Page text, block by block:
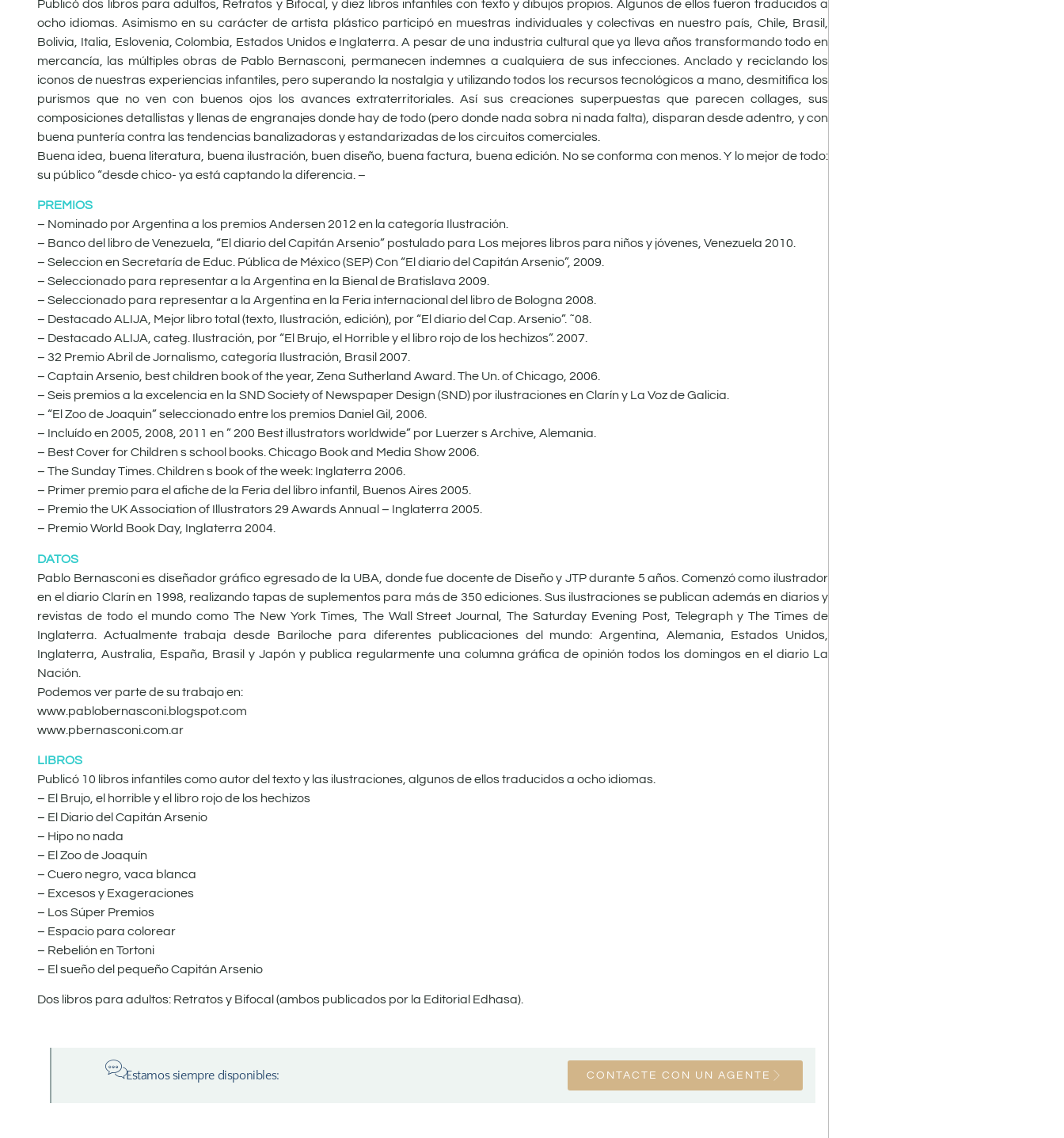
Publicó dos libros para adultos, Retratos y Bifocal, y diez libros infantiles con texto y dibujos propios. Algunos de ellos fueron traducidos a
ocho idiomas. Asimismo en su carácter de artista plástico participó en muestras individuales y colectivas en nuestro país, Chile, Brasil,
Bolivia, Italia, Eslovenia, Colombia, Estados Unidos e Inglaterra. A pesar de una industria cultural que ya lleva años transformando todo en
mercancía, las múltiples obras de Pablo Bernasconi, permanecen indemnes a cualquiera de sus infecciones. Anclado y reciclando los
iconos de nuestras experiencias infantiles, pero superando la nostalgia y utilizando todos los recursos tecnológicos a mano, desmitifica los
purismos que no ven con buenos ojos los avances extraterritoriales. Así sus creaciones superpuestas que parecen collages, sus
composiciones detallistas y llenas de engranajes donde hay de todo (pero donde nada sobra ni nada falta), disparan desde adentro, y con
buena puntería contra las tendencias banalizadoras y estandarizadas de los circuitos comerciales.
Buena idea, buena literatura, buena ilustración, buen diseño, buena factura, buena edición. No se conforma con menos. Y lo mejor de todo:
su público “desde chico- ya está captando la diferencia. –
PREMIOS
– Nominado por Argentina a los premios Andersen 2012 en la categoría Ilustración.
– Banco del libro de Venezuela, “El diario del Capitán Arsenio” postulado para Los mejores libros para niños y jóvenes, Venezuela 2010.
– Seleccion en Secretaría de Educ. Pública de México (SEP) Con “El diario del Capitán Arsenio”, 2009.
– Seleccionado para representar a la Argentina en la Bienal de Bratislava 2009.
– Seleccionado para representar a la Argentina en la Feria internacional del libro de Bologna 2008.
– Destacado ALIJA, Mejor libro total (texto, Ilustración, edición), por “El diario del Cap. Arsenio”. ˜08.
– Destacado ALIJA, categ. Ilustración, por “El Brujo, el Horrible y el libro rojo de los hechizos”. 2007.
– 32 Premio Abril de Jornalismo, categoría Ilustración, Brasil 2007.
– Captain Arsenio, best children book of the year, Zena Sutherland Award. The Un. of Chicago, 2006.
– Seis premios a la excelencia en la SND Society of Newspaper Design (SND) por ilustraciones en Clarín y La Voz de Galicia.
– “El Zoo de Joaquin” seleccionado entre los premios Daniel Gil, 2006.
– Incluído en 2005, 2008, 2011 en ” 200 Best illustrators worldwide” por Luerzer s Archive, Alemania.
– Best Cover for Children s school books. Chicago Book and Media Show 2006.
– The Sunday Times. Children s book of the week: Inglaterra 2006.
– Primer premio para el afiche de la Feria del libro infantil, Buenos Aires 2005.
– Premio the UK Association of Illustrators 29 Awards Annual – Inglaterra 2005.
– Premio World Book Day, Inglaterra 2004.
DATOS
Pablo Bernasconi es diseñador gráfico egresado de la UBA, donde fue docente de Diseño y JTP durante 5 años. Comenzó como ilustrador
en el diario Clarín en 1998, realizando tapas de suplementos para más de 350 ediciones. Sus ilustraciones se publican además en diarios y
revistas de todo el mundo como The New York Times, The Wall Street Journal, The Saturday Evening Post, Telegraph y The Times de
Inglaterra. Actualmente trabaja desde Bariloche para diferentes publicaciones del mundo: Argentina, Alemania, Estados Unidos,
Inglaterra, Australia, España, Brasil y Japón y publica regularmente una columna gráfica de opinión todos los domingos en el diario La
Nación.
Podemos ver parte de su trabajo en:
www.pablobernasconi.blogspot.com
www.pbernasconi.com.ar
LIBROS
Publicó 10 libros infantiles como autor del texto y las ilustraciones, algunos de ellos traducidos a ocho idiomas.
– El Brujo, el horrible y el libro rojo de los hechizos
– El Diario del Capitán Arsenio
– Hipo no nada
– El Zoo de Joaquín
– Cuero negro, vaca blanca
– Excesos y Exageraciones
– Los Súper Premios
– Espacio para colorear
– Rebelión en Tortoni
– El sueño del pequeño Capitán Arsenio
Dos libros para adultos: Retratos y Bifocal (ambos publicados por la Editorial Edhasa).
Estamos siempre disponibles: CONTACTE CON UN AGENTE